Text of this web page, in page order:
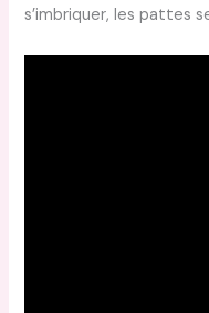
s’imbriquer, les pattes